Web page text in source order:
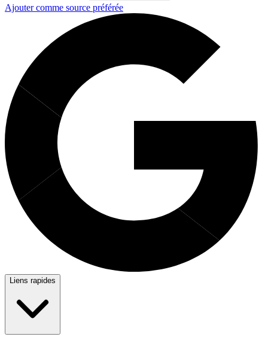
Ajouter comme source préférée
Liens rapides